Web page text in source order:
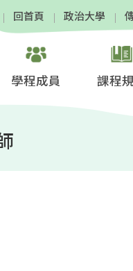
回首頁 政治大學
學程成員 課程